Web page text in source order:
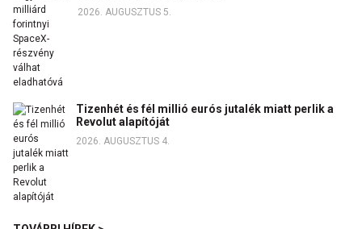
2026. AUGUSZTUS 5.
Tizenhét és fél millió eurós jutalék miatt perlik a
Revolut alapítóját
2026. AUGUSZTUS 4.